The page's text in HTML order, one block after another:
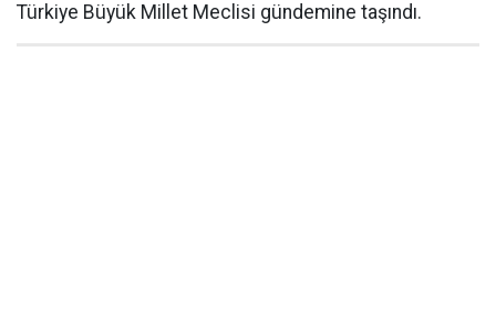
Türkiye Büyük Millet Meclisi gündemine taşındı.